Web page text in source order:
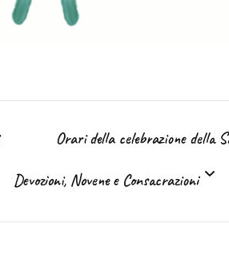
Orari della celebrazione della
Devozioni, Novene e Consacrazioni